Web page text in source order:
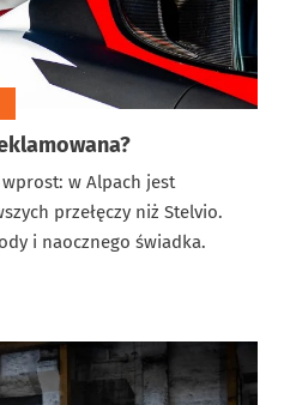
w Alpach jest
przełęczy niż Stelvio.
i naocznego świadka.